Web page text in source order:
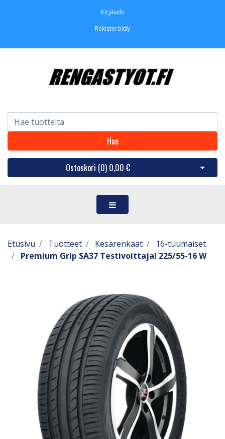
Kirjaudu
Rekisteröidy
Hae
Ostoskori (0) 0,00 € Avaa
Etusivu Tuotteet Kesärenkaat
16-tuumaiset
Premium Grip SA37 Testivoittaja! 225/55-16 W